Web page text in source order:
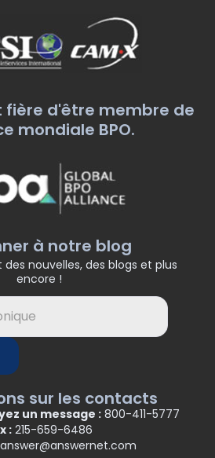
fière d'être membre de
mondiale BPO.
à notre blog
nouvelles, des blogs et plus
encore !
sur les contacts
un message : 800-411-5777
: 215-659-6486
answer@answernet.com